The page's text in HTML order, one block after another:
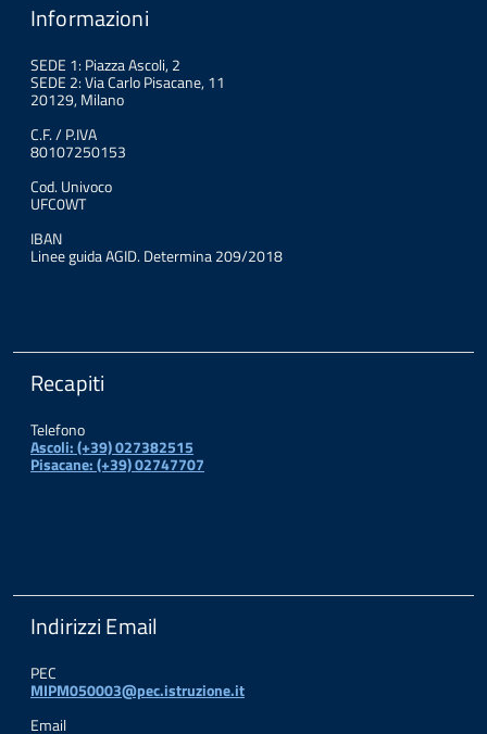
Informazioni
SEDE 1: Piazza Ascoli, 2
SEDE 2: Via Carlo Pisacane, 11
20129, Milano
C.F. / P.IVA
80107250153
Cod. Univoco
UFC0WT
IBAN
Linee guida AGID. Determina 209/2018
Recapiti
Telefono
Ascoli: (+39) 027382515
Pisacane: (+39) 02747707
Indirizzi Email
PEC
MIPM050003@pec.istruzione.it
Email